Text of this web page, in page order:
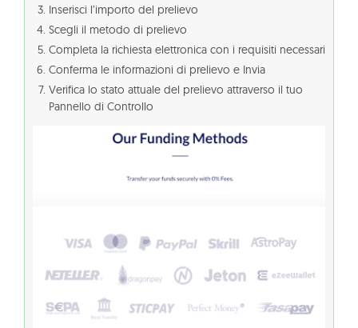
Inserisci l’importo del prelievo
Scegli il metodo di prelievo
Completa la richiesta elettronica con i requisiti necessari
Conferma le informazioni di prelievo e Invia
Verifica lo stato attuale del prelievo attraverso il tuo
Pannello di Controllo